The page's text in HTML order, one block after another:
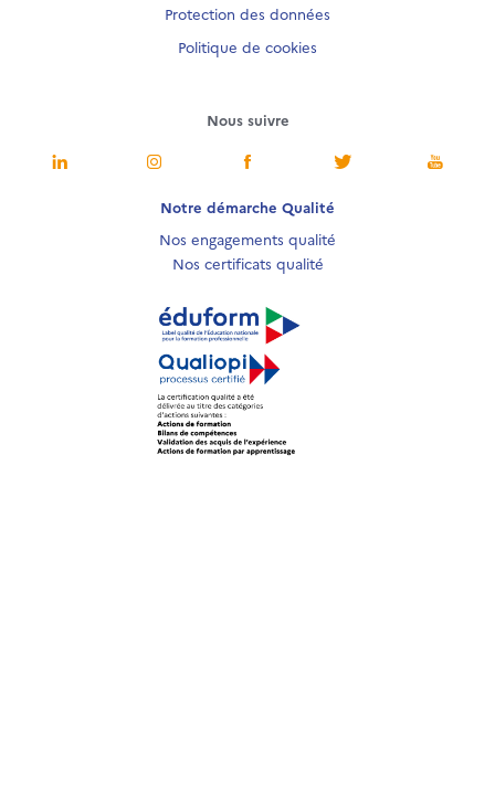
Protection des données
Politique de cookies
Nous suivre
Notre démarche Qualité
Nos engagements qualité
Nos certificats qualité